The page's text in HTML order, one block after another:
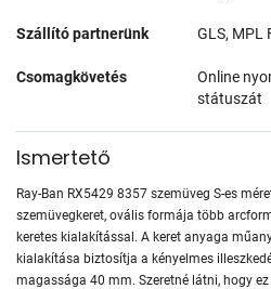
Szállító partnerünk GLS, MPL
Csomagkövetés
Online
státuszát
Ismertető
Ray-Ban RX5429 8357 szemüveg S-es
szemüvegkeret, ovális formája több
keretes kialakítással. A keret anyaga
kialakítása biztosítja a kényelmes
magassága 40 mm. Szeretné látni, hogy